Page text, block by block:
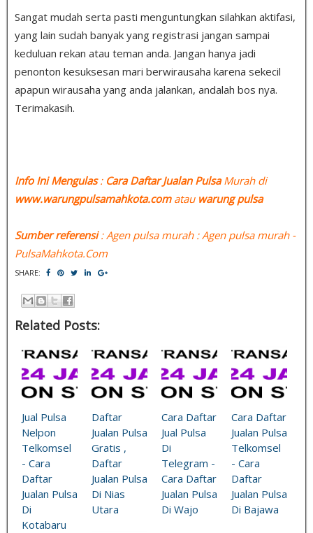
Sangat mudah serta pasti menguntungkan silahkan aktifasi,
yang lain sudah banyak yang registrasi jangan sampai
keduluan rekan atau teman anda. Jangan hanya jadi
penonton kesuksesan mari berwirausaha karena sekecil
apapun wirausaha yang anda jalankan, andalah bos nya.
Terimakasih.
Info Ini Mengulas: Cara Daftar Jualan PulsaMurah di
www.warungpulsamahkota.comatau warung pulsa
Sumber referensi: Agen pulsa murah : Agen pulsa murah -
PulsaMahkota.Com
SHARE:
Related Posts:
Jual Pulsa
Nelpon
Telkomsel
- Cara
Daftar
Jualan Pulsa
Di
Kotabaru
Daftar
Jualan Pulsa
Gratis ,
Daftar
Jualan Pulsa
Di Nias
Utara
Cara Daftar
Jual Pulsa
Di
Telegram -
Cara Daftar
Jualan Pulsa
Di Wajo
Cara Daftar
Jualan Pulsa
Telkomsel
- Cara
Daftar
Jualan Pulsa
Di Bajawa